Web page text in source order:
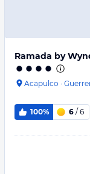
Ramada by
Acapulco ·
100% 6 / 6